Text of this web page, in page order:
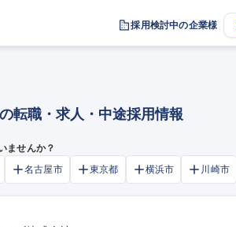
採用検討中の企業様
転職・求人・中途採用情報
ませんか？
名古屋市 東京都 横浜市 川崎市